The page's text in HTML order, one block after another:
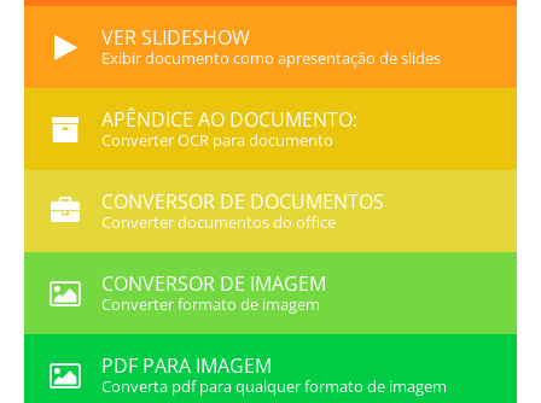
VER SLIDESHOW
Exibir documento como apresentação de slides
APÊNDICE AO DOCUMENTO:
Converter OCR para documento
CONVERSOR DE DOCUMENTOS
Converter documentos do office
CONVERSOR DE IMAGEM
Converter formato de imagem
PDF PARA IMAGEM
Converta pdf para qualquer formato de imagem